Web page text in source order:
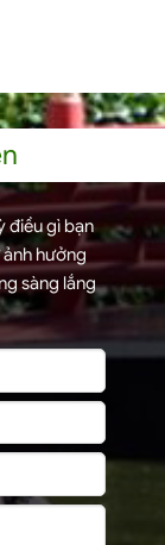
điều gì bạn
hưởng
sàng lắng